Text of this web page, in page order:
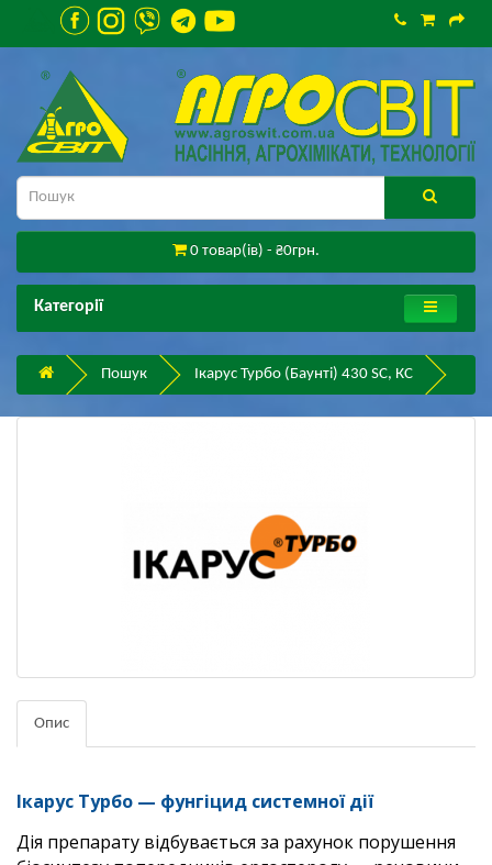
0 товар(ів) - ₴0грн.
Категорії
Пошук Ікарус Турбо (Баунті) 430 SC, КС
Опис
Ікарус Турбо — фунгіцид системної дії
Дія препарату відбувається за рахунок порушення